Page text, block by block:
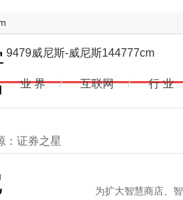
9479威尼斯-威尼斯144777cm
业 界 / 互联网 / 行 业
：证券之星
为扩大智慧商店、